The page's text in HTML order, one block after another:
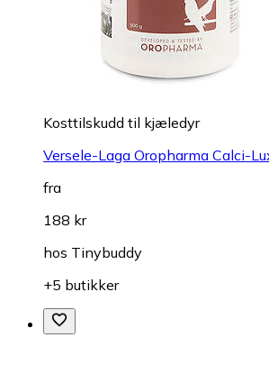
Kosttilskudd til kjæledyr
Versele-Laga Oropharma Calci-
fra
188 kr
hos Tinybuddy
+5 butikker